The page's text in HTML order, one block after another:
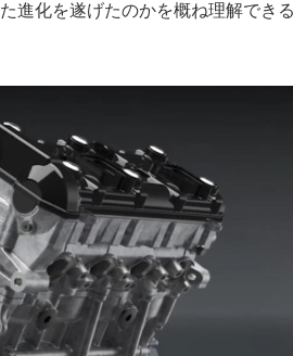
進化を遂げたのかを概ね理解でき